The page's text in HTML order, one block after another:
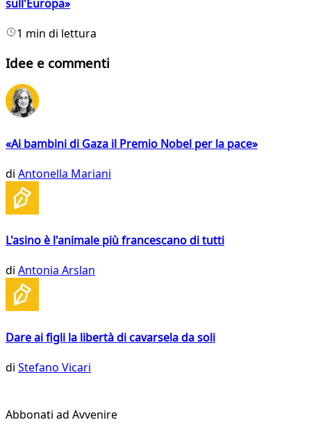
sull'Europa»
1 min di lettura
Idee e commenti
«Ai bambini di Gaza il Premio Nobel per la pace»
di Antonella Mariani
L'asino è l'animale più francescano di tutti
di Antonia Arslan
Dare ai figli la libertà di cavarsela da soli
di Stefano Vicari
Abbonati ad Avvenire